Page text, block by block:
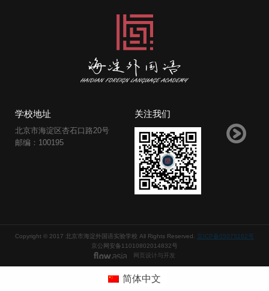
学校地址
北京市海淀区杏石口路20号
邮编：100195
关注我们
Copyright © 2017 北京市海淀外国语实验学校 All Rights Reserved. 京ICP备05075162号
京公网安备11010802014832号
网页设计与开发
简体中文